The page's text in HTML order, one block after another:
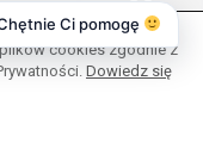
naszej strony,
cookies zgodnie z
Dowiedz się
Ci pomogę